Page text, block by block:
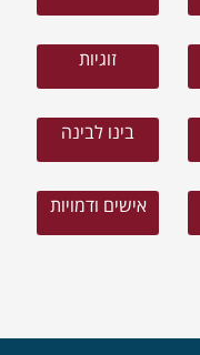
זוגיות
בינו לבינה
אישים ודמויות